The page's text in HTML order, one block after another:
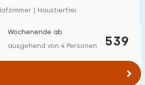
| Haustierfrei
539
Wochenende ab
ausgehend von 4 Personen